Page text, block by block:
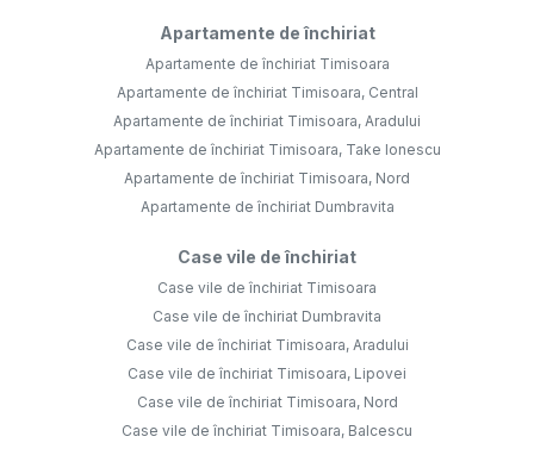
Apartamente de închiriat
Apartamente de închiriat Timisoara
Apartamente de închiriat Timisoara, Central
Apartamente de închiriat Timisoara, Aradului
Apartamente de închiriat Timisoara, Take Ionescu
Apartamente de închiriat Timisoara, Nord
Apartamente de închiriat Dumbravita
Case vile de închiriat
Case vile de închiriat Timisoara
Case vile de închiriat Dumbravita
Case vile de închiriat Timisoara, Aradului
Case vile de închiriat Timisoara, Lipovei
Case vile de închiriat Timisoara, Nord
Case vile de închiriat Timisoara, Balcescu